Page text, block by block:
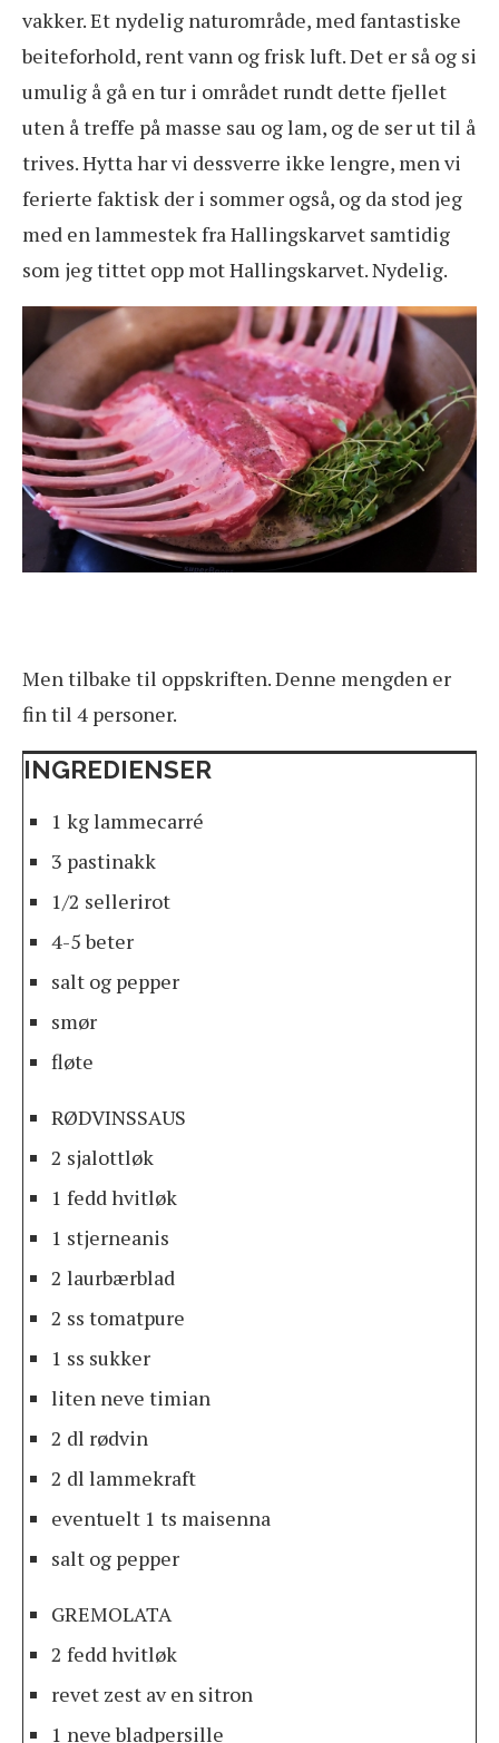
vakker. Et nydelig naturområde, med fantastiske
beiteforhold, rent vann og frisk luft. Det er så og si
umulig å gå en tur i området rundt dette fjellet
uten å treffe på masse sau og lam, og de ser ut til å
trives. Hytta har vi dessverre ikke lengre, men vi
ferierte faktisk der i sommer også, og da stod jeg
med en lammestek fra Hallingskarvet samtidig
som jeg tittet opp mot Hallingskarvet. Nydelig.
Men tilbake til oppskriften. Denne mengden er
fin til 4 personer.
INGREDIENSER
1 kg lammecarré
3 pastinakk
1/2 sellerirot
4-5 beter
salt og pepper
smør
fløte
RØDVINSSAUS
2 sjalottløk
1 fedd hvitløk
1 stjerneanis
2 laurbærblad
2 ss tomatpure
1 ss sukker
liten neve timian
2 dl rødvin
2 dl lammekraft
eventuelt 1 ts maisenna
salt og pepper
GREMOLATA
2 fedd hvitløk
revet zest av en sitron
1 neve bladpersille